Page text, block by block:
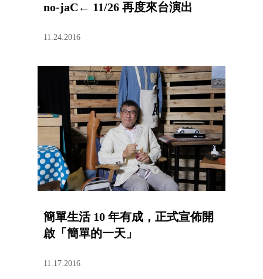
no-jaC← 11/26 再度來台演出
11.24.2016
簡單生活 10 年有成，正式宣佈開
啟「簡單的一天」
11.17.2016